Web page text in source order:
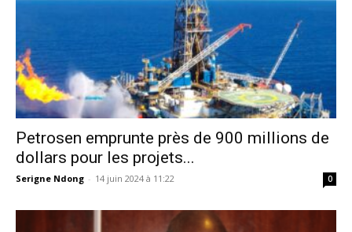
Petrosen emprunte près de 900 millions de
dollars pour les projets...
Serigne Ndong - 14 juin 2024 à 11:22 0